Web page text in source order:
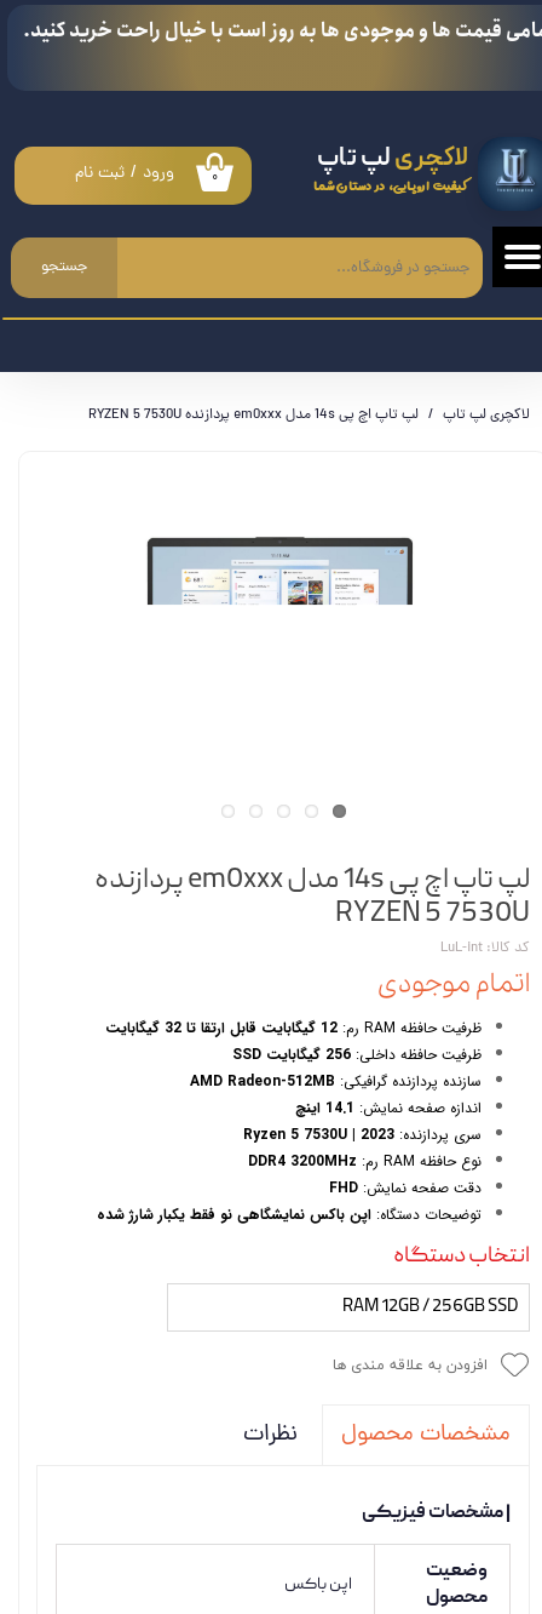
لاکچریلپ تاپ
کیفیت اروپایی، در دستان شما
جستجو
۰ ورود / ثبت نام
حساب کاربری من
سفارشات
خروج از حساب کاربری
قیمت ها و موجودی ها به روز است با خیال راحت خرید کنید.
لاکچری لپ تاپ لپ تاپ اچ پی 14s مدل em0xxx پردازنده RYZEN 5 7530U
لپ تاپ اچ پی 14s مدل em0xxx پردازنده
RYZEN 5 7530U
کد کالا: LuL-int
اتمام موجودی
ظرفیت حافظه RAM رم:
12 گیگابایت قابل ارتقا تا 32 گیگابایت
ظرفیت حافظه داخلی: 256 گیگابایت SSD
سازنده پردازنده گرافیکی: AMD Radeon-512MB
اندازه صفحه نمایش: 14.1 اینچ
سری پردازنده: Ryzen 5 7530U | 2023
نوع حافظه RAM رم:
DDR4 3200MHz
دقت صفحه نمایش: FHD
توضیحات دستگاه: اپن باکس نمایشگاهی نو فقط یکبار شارژ شده
انتخاب دستگاه
RAM 12GB / 256GB SSD
افزودن به علاقه مندی ها
مشخصات محصول نظرات
| مشخصات فیزیکی
وضعیت
محصول
اپن باکس